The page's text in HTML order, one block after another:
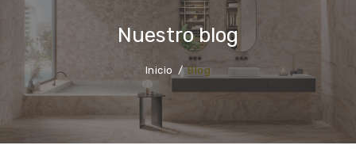
Nuestro blog
Inicio Blog